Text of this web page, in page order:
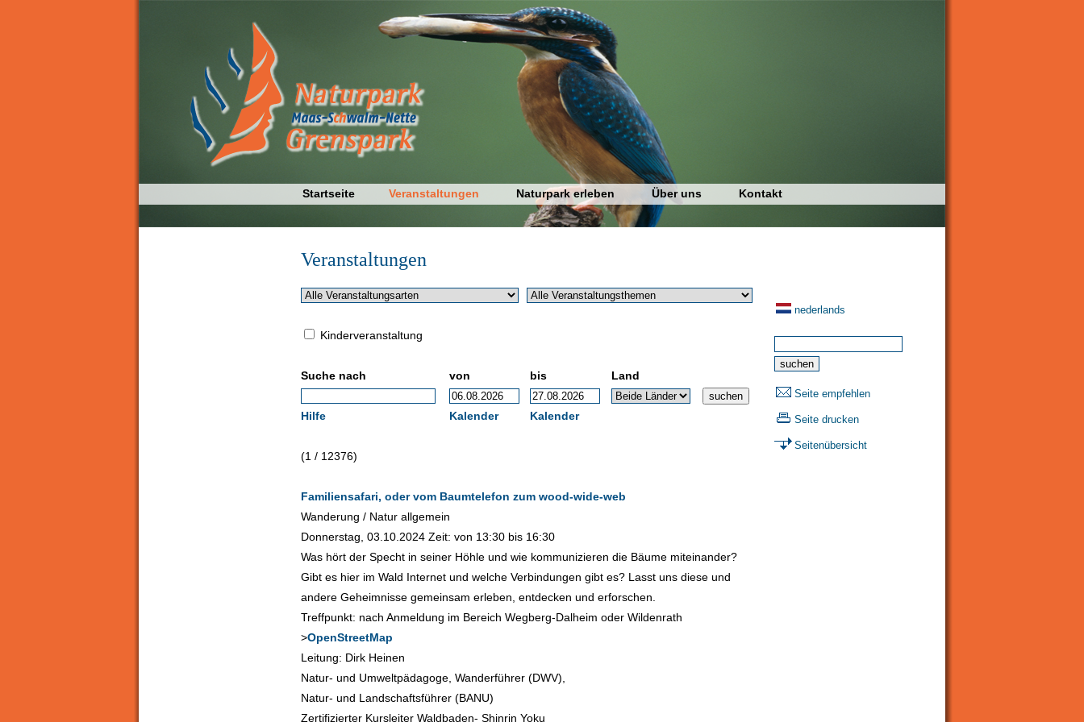
Startseite Veranstaltungen Naturpark erleben Über uns Kontakt
Veranstaltungen
Kinderveranstaltung
Suche nach
Hilfe
von
Kalender
bis
Kalender
Land
(1 / 12376)
Familiensafari, oder vom Baumtelefon zum wood-wide-web
Wanderung / Natur allgemein
Donnerstag, 03.10.2024 Zeit: von 13:30 bis 16:30
Was hört der Specht in seiner Höhle und wie kommunizieren die Bäume miteinander?
Gibt es hier im Wald Internet und welche Verbindungen gibt es? Lasst uns diese und
andere Geheimnisse gemeinsam erleben, entdecken und erforschen.
Treffpunkt: nach Anmeldung im Bereich Wegberg-Dalheim oder Wildenrath
>OpenStreetMap
Leitung: Dirk Heinen
Natur- und Umweltpädagoge, Wanderführer (DWV),
Natur- und Landschaftsführer (BANU)
Zertifizierter Kursleiter Waldbaden- Shinrin Yoku
nederlands
Seite empfehlen
Seite drucken
Seitenübersicht